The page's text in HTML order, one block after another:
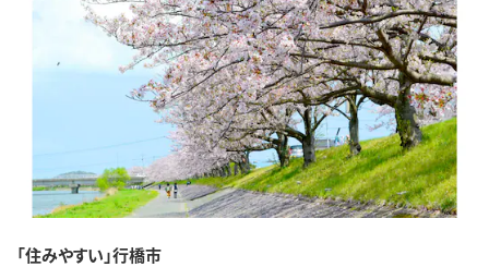
「住みやすい」行橋市